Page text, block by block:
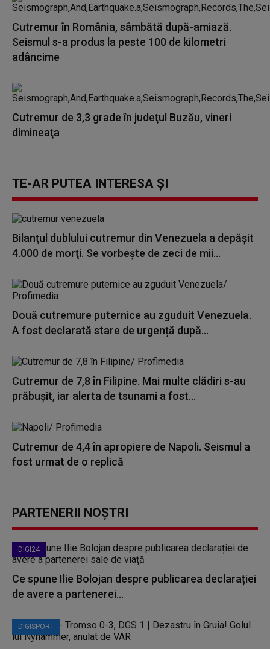
Cutremur în România, sâmbătă după-amiază.
Seismul s-a produs la peste 100 de kilometri
adâncime
Cutremur de 3,3 grade în judeţul Buzău, vineri
dimineaţa
TE-AR PUTEA INTERESA ȘI
Bilanţul dublului cutremur din Venezuela a depăşit
4.000 de morţi. Se vorbește de zeci de mii...
Două cutremure puternice au zguduit Venezuela.
A fost declarată stare de urgență după...
Cutremur de 7,8 în Filipine. Mai multe clădiri s-au
prăbușit, iar alerta de tsunami a fost...
Cutremur de 4,4 în apropiere de Napoli. Seismul a
fost urmat de o replică
PARTENERII NOȘTRI
DIGI24
Ce spune Ilie Bolojan despre publicarea declarației
de avere a partenerei...
DIGISPORT